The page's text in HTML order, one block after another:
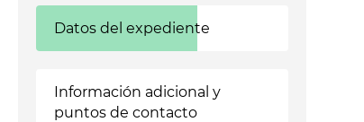
Datos del expediente
Información adicional y
puntos de contacto